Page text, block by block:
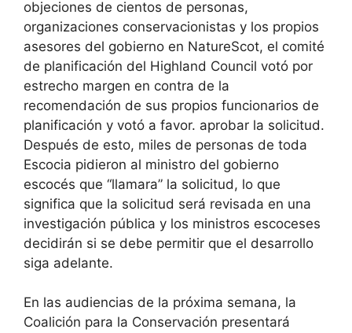
objeciones de cientos de personas,
organizaciones conservacionistas y los propios
asesores del gobierno en NatureScot, el comité
de planificación del Highland Council votó por
estrecho margen en contra de la
recomendación de sus propios funcionarios de
planificación y votó a favor. aprobar la solicitud.
Después de esto, miles de personas de toda
Escocia pidieron al ministro del gobierno
escocés que “llamara” la solicitud, lo que
significa que la solicitud será revisada en una
investigación pública y los ministros escoceses
decidirán si se debe permitir que el desarrollo
siga adelante.
En las audiencias de la próxima semana, la
Coalición para la Conservación presentará